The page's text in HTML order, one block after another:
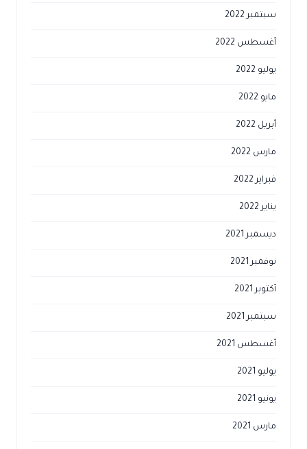
سبتمبر 2022
أغسطس 2022
يوليو 2022
مايو 2022
أبريل 2022
مارس 2022
فبراير 2022
يناير 2022
ديسمبر 2021
نوفمبر 2021
أكتوبر 2021
سبتمبر 2021
أغسطس 2021
يوليو 2021
يونيو 2021
مارس 2021